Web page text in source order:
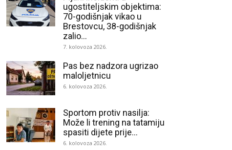
ugostiteljskim objektima:
70-godišnjak vikao u
Brestovcu, 38-godišnjak
zalio...
7. kolovoza 2026.
Pas bez nadzora ugrizao
maloljetnicu
6. kolovoza 2026.
Sportom protiv nasilja:
Može li trening na tatamiju
spasiti dijete prije...
6. kolovoza 2026.